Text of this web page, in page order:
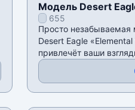
Модель Desert
Widowmaker» для
655
Просто незабываемая
Desert Eagle
привлечёт ваши